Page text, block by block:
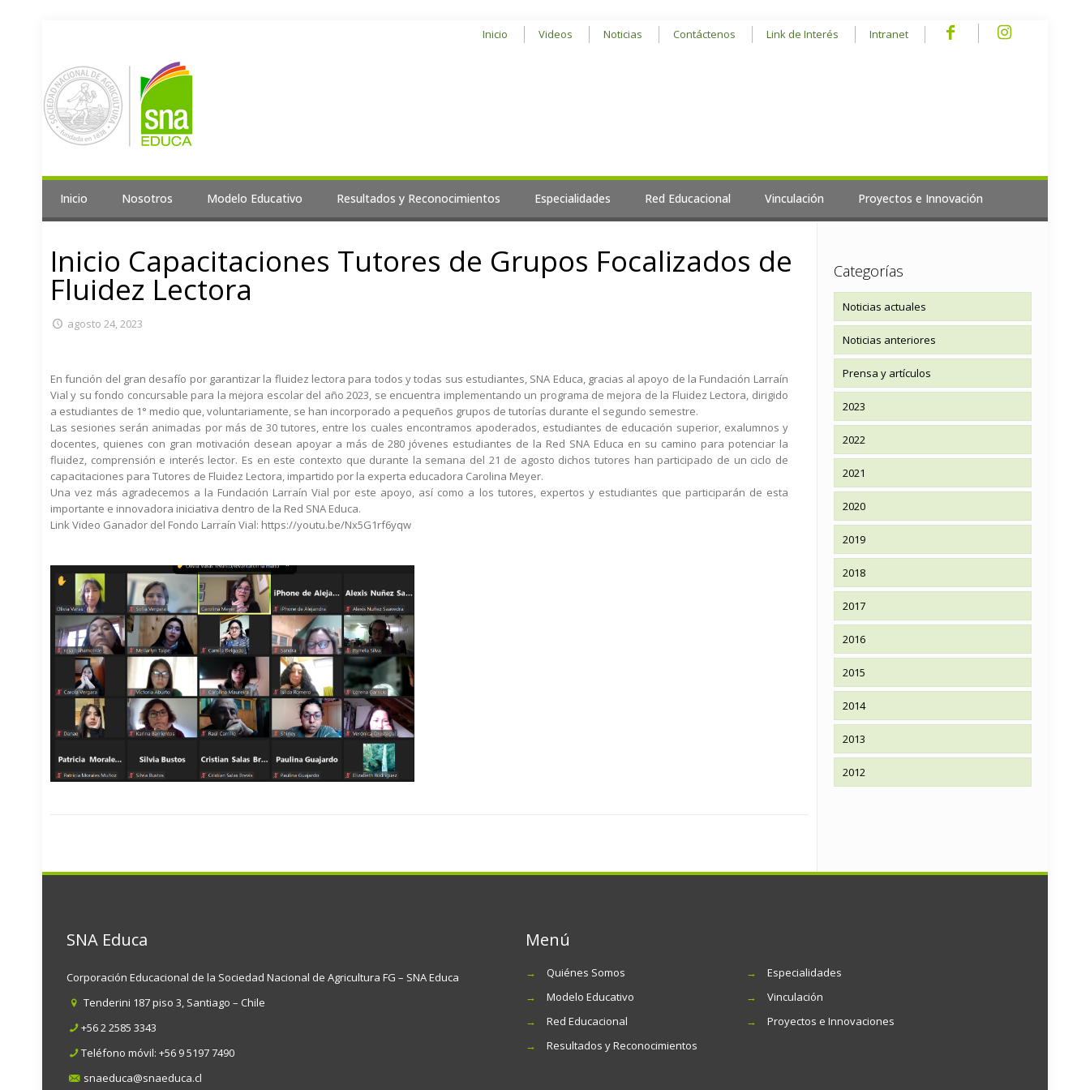
Inicio Videos Noticias Contáctenos Link de Interés Intranet
Inicio Nosotros Modelo Educativo Resultados y Reconocimientos Especialidades Red Educacional Vinculación Proyectos e Innovación
Inicio Capacitaciones Tutores de Grupos Focalizados de
Fluidez Lectora
agosto 24, 2023
En función del gran desafío por garantizar la fluidez lectora para todos y todas sus estudiantes, SNA Educa, gracias al apoyo de la Fundación Larraín
Vial y su fondo concursable para la mejora escolar del año 2023, se encuentra implementando un programa de mejora de la Fluidez Lectora, dirigido
a estudiantes de 1° medio que, voluntariamente, se han incorporado a pequeños grupos de tutorías durante el segundo semestre.
Las sesiones serán animadas por más de 30 tutores, entre los cuales encontramos apoderados, estudiantes de educación superior, exalumnos y
docentes, quienes con gran motivación desean apoyar a más de 280 jóvenes estudiantes de la Red SNA Educa en su camino para potenciar la
fluidez, comprensión e interés lector. Es en este contexto que durante la semana del 21 de agosto dichos tutores han participado de un ciclo de
capacitaciones para Tutores de Fluidez Lectora, impartido por la experta educadora Carolina Meyer.
Una vez más agradecemos a la Fundación Larraín Vial por este apoyo, así como a los tutores, expertos y estudiantes que participarán de esta
importante e innovadora iniciativa dentro de la Red SNA Educa.
Link Video Ganador del Fondo Larraín Vial: https://youtu.be/Nx5G1rf6yqw
Categorías
Noticias actuales
Noticias anteriores
Prensa y artículos
2023
2022
2021
2020
2019
2018
2017
2016
2015
2014
2013
2012
SNA Educa
Corporación Educacional de la Sociedad Nacional de Agricultura FG – SNA Educa
Tenderini 187 piso 3, Santiago – Chile
+56 2 2585 3343
Teléfono móvil:+56 9 5197 7490
snaeduca@snaeduca.cl
Menú
→
Quiénes Somos
→
Modelo Educativo
→
Red Educacional
→
Resultados y Reconocimientos
→
Especialidades
→
Vinculación
→
Proyectos e Innovaciones